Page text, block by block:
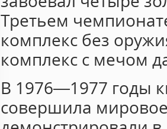
Третьем
комплекс без
комплекс с мечом
В 1976—1977 годы
совершила